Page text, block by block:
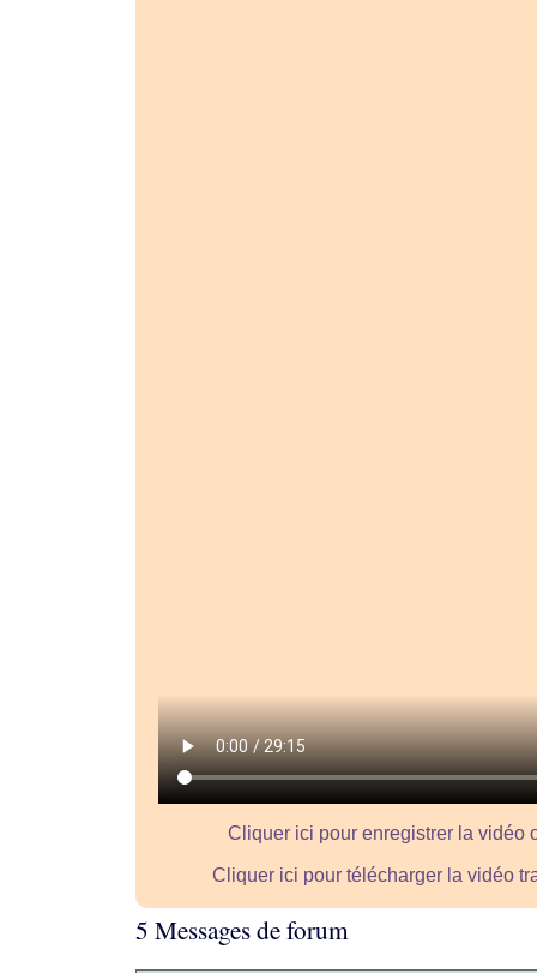
Cliquer ici pour enregistrer la vidéo
Cliquer ici pour télécharger la vidéo
5 Messages de forum